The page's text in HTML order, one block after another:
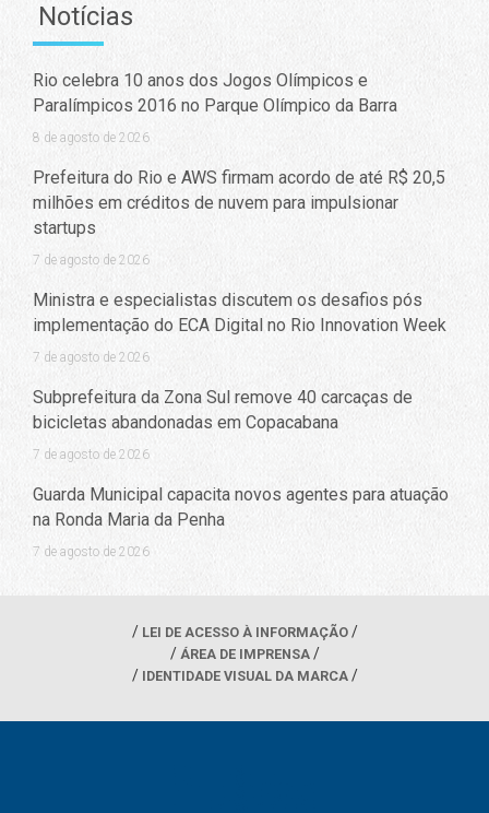
Notícias
Rio celebra 10 anos dos Jogos Olímpicos e
Paralímpicos 2016 no Parque Olímpico da Barra
8 de agosto de 2026
Prefeitura do Rio e AWS firmam acordo de até R$ 20,5
milhões em créditos de nuvem para impulsionar
startups
7 de agosto de 2026
Ministra e especialistas discutem os desafios pós
implementação do ECA Digital no Rio Innovation Week
7 de agosto de 2026
Subprefeitura da Zona Sul remove 40 carcaças de
bicicletas abandonadas em Copacabana
7 de agosto de 2026
Guarda Municipal capacita novos agentes para atuação
na Ronda Maria da Penha
7 de agosto de 2026
LEI DE ACESSO À INFORMAÇÃO
ÁREA DE IMPRENSA
IDENTIDADE VISUAL DA MARCA